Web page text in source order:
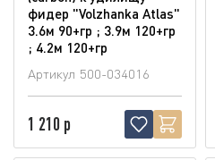
фидер "Volzhanka Atlas"
3.6м 90+гр ; 3.9м 120+гр
; 4.2м 120+гр
Артикул 500-034016
1 210 р